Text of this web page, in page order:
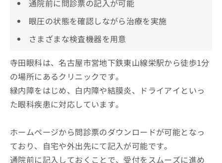
通院前に問診票の記入が可能
眼圧の状態を確認しながら治療を実施
さまざまな検査機器を用意
寺田眼科は、名古屋市営地下鉄東山線栄駅から徒歩1分
の場所にあるクリニックです。
緑内障をはじめ、白内障や結膜炎、ドライアイといっ
た眼科疾患に対応しています。
ホームページから問診票のダウンロードが可能となっ
ており、自宅や外出先にて記入が可能です。
通院前に記入しておくことで、受付をスムーズに進め